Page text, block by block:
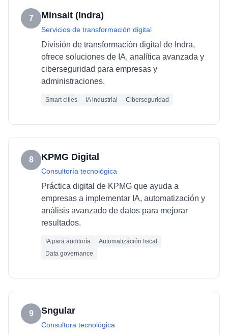
7 Minsait (Indra)
Servicios de transformación digital
División de transformación digital de Indra,
ofrece soluciones de IA, analítica avanzada y
ciberseguridad para empresas y
administraciones.
Smart cities IA industrial Ciberseguridad
8 KPMG Digital
Consultoría tecnológica
Práctica digital de KPMG que ayuda a
empresas a implementar IA, automatización y
análisis avanzado de datos para mejorar
resultados.
IA para auditoría
Automatización fiscal
Data governance
9 Sngular
Consultora tecnológica